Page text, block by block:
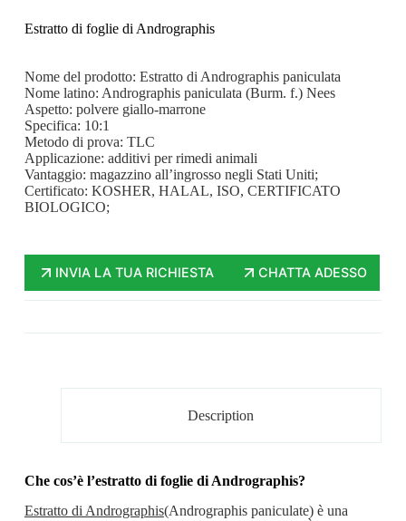
Estratto di foglie di Andrographis
Nome del prodotto: Estratto di Andrographis paniculata
Nome latino: Andrographis paniculata (Burm. f.) Nees
Aspetto: polvere giallo-marrone
Specifica: 10:1
Metodo di prova: TLC
Applicazione: additivi per rimedi animali
Vantaggio: magazzino all’ingrosso negli Stati Uniti;
Certificato: KOSHER, HALAL, ISO, CERTIFICATO
BIOLOGICO;
INVIA LA TUA RICHIESTA CHATTA ADESSO
Description
Che cos’è l’estratto di foglie di Andrographis?
Estratto di Andrographis(Andrographis paniculate) è una